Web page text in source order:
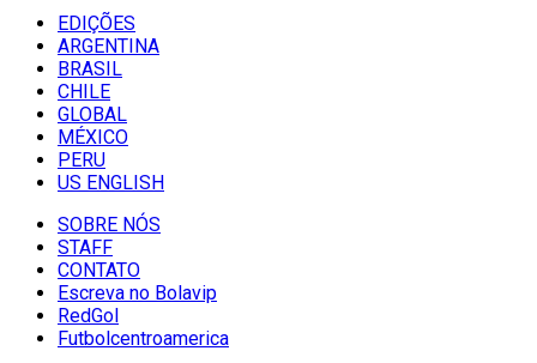
EDIÇÕES
ARGENTINA
BRASIL
CHILE
GLOBAL
MÉXICO
PERU
US ENGLISH
SOBRE NÓS
STAFF
CONTATO
Escreva no Bolavip
RedGol
Futbolcentroamerica